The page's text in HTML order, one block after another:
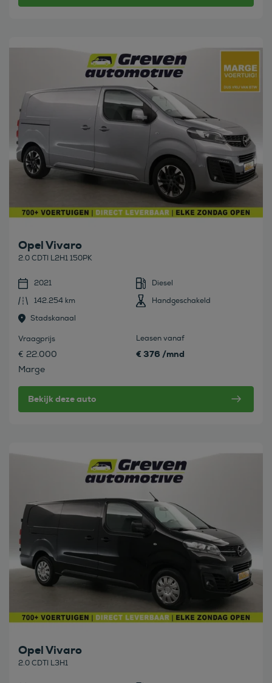
Bekijk deze auto
Opel Vivaro
2.0 CDTI L2H1 150PK
2021
Diesel
142.254 km
Handgeschakeld
Stadskanaal
Vraagprijs
€ 22.000
Marge
Leasen vanaf
€ 376 /mnd
Bekijk deze auto
Bekijk deze auto
Opel Vivaro
2.0 CDTI L3H1